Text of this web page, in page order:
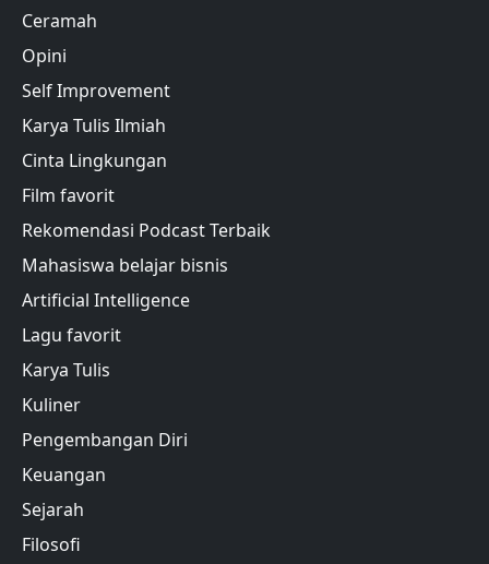
Ceramah
Opini
Self Improvement
Karya Tulis Ilmiah
Cinta Lingkungan
Film favorit
Rekomendasi Podcast Terbaik
Mahasiswa belajar bisnis
Artificial Intelligence
Lagu favorit
Karya Tulis
Kuliner
Pengembangan Diri
Keuangan
Sejarah
Filosofi